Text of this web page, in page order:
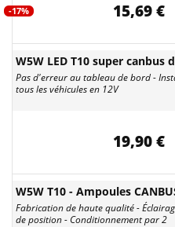
-17% 15,69 €
W5W LED T10 super
Pas d'erreur au tableau de bord -
tous les véhicules en 12V
19,90 €
W5W T10 - Ampoules
Fabrication de haute qualité -
de position - Conditionnement par 2